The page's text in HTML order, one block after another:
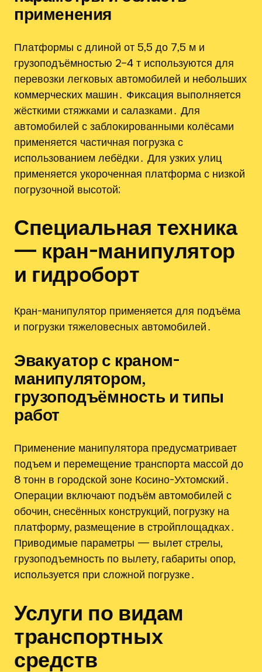
применения
Платформы с длиной от 5,5 до 7,5 м и
грузоподъёмностью 2–4 т используются для
перевозки легковых автомобилей и небольших
коммерческих машин․ Фиксация выполняется
жёсткими стяжками и салазками․ Для
автомобилей с заблокированными колёсами
применяется частичная погрузка с
использованием лебёдки․ Для узких улиц
применяется укороченная платформа с низкой
погрузочной высотой;
Специальная техника
— кран-манипулятор
и гидроборт
Кран-манипулятор применяется для подъёма
и погрузки тяжеловесных автомобилей․
Эвакуатор с краном-
манипулятором,
грузоподъёмность и типы
работ
Применение манипулятора предусматривает
подъем и перемещение транспорта массой до
8 тонн в городской зоне Косино-Ухтомский․
Операции включают подъём автомобилей с
обочин, снесённых конструкций, погрузку на
платформу, размещение в стройплощадках․
Приводимые параметры — вылет стрелы,
грузоподъемность по вылету, габариты опор,
используется при сложной погрузке․
Услуги по видам
транспортных
средств